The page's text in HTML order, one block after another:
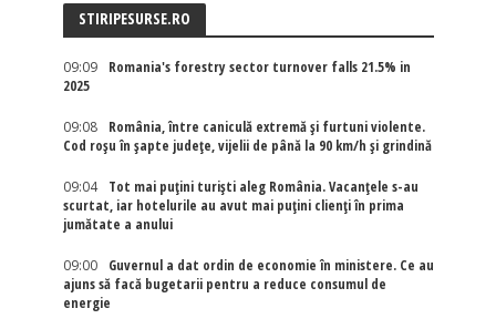
STIRIPESURSE.RO
09:09
Romania's forestry sector turnover falls 21.5% in
2025
09:08
România, între caniculă extremă și furtuni violente.
Cod roșu în șapte județe, vijelii de până la 90 km/h și grindină
09:04
Tot mai puțini turiști aleg România. Vacanțele s-au
scurtat, iar hotelurile au avut mai puțini clienți în prima
jumătate a anului
09:00
Guvernul a dat ordin de economie în ministere. Ce au
ajuns să facă bugetarii pentru a reduce consumul de
energie